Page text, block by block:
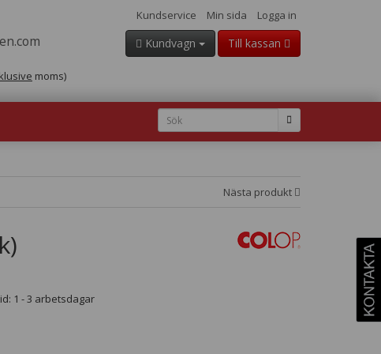
Kundservice Min sida Logga in
Kundvagn Till kassan
moms)
Nästa produkt
1 - 3 arbetsdagar